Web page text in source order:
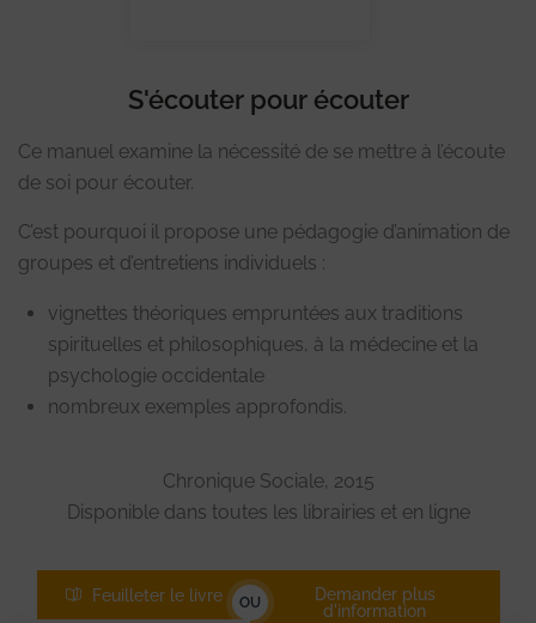
S'écouter pour écouter
Ce manuel examine la nécessité de se mettre à l’écoute
de soi pour écouter.
C’est pourquoi il propose une pédagogie d’animation de
groupes et d’entretiens individuels :
vignettes théoriques empruntées aux traditions
spirituelles et philosophiques, à la médecine et la
psychologie occidentale
nombreux exemples approfondis.
Chronique Sociale, 2015
Disponible dans toutes les librairies et en ligne
Feuilleter le livre OU
Demander plus
d'information